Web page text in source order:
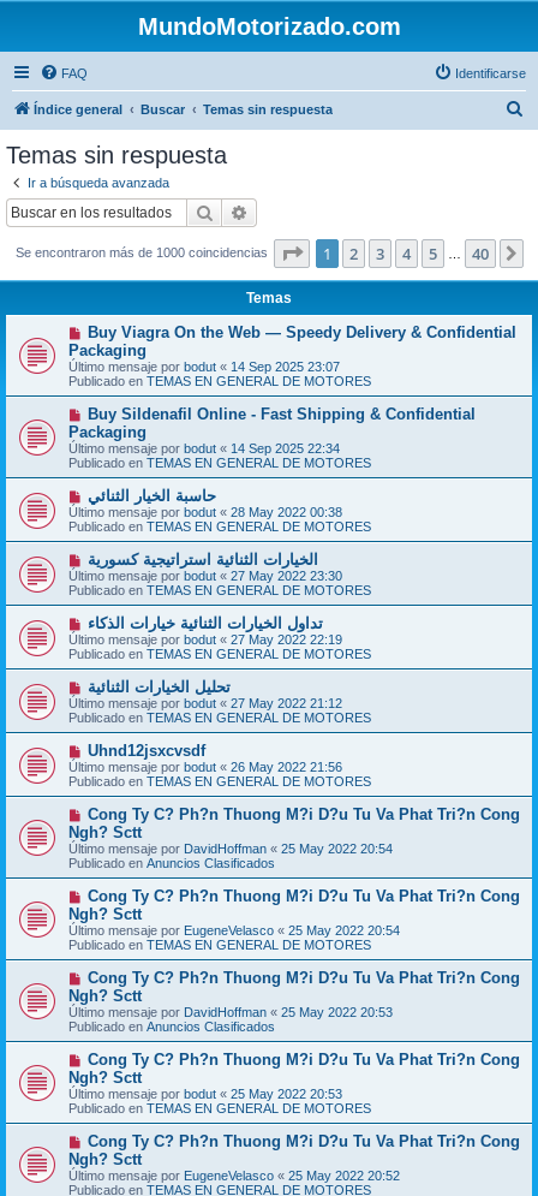
MundoMotorizado.com
FAQ Identificarse
Índice general Buscar Temas sin respuesta
Temas sin respuesta
Ir a búsqueda avanzada
Buscar
Se encontraron más de 1000 coincidencias Página de 40
1 2 3 4 5 40
Temas
N
e
v
o
m
n
s
a
Buy Viagra On the Web — Speedy Delivery & Confidential
Packaging
Último mensaje por bodut « 14 Sep 2025 23:07
Publicado en TEMAS EN GENERAL DE MOTORES
N
e
v
o
m
e
n
s
a
e
Buy Sildenafil Online - Fast Shipping & Confidential
Packaging
Último mensaje por bodut « 14 Sep 2025 22:34
Publicado en TEMAS EN GENERAL DE MOTORES
u
e
v
m
e
n
s
a
j
e
حاسبة الخيار الثنائي
Último mensaje por bodut « 28 May 2022 00:38
Publicado en TEMAS EN GENERAL DE MOTORES
N
u
e
v
m
e
n
s
a
j
e
الخيارات الثنائية استراتيجية كسورية
Último mensaje por bodut « 27 May 2022 23:30
Publicado en TEMAS EN GENERAL DE MOTORES
N
u
e
v
m
e
n
s
a
j
e
تداول الخيارات الثنائية خيارات الذكاء
Último mensaje por bodut « 27 May 2022 22:19
Publicado en TEMAS EN GENERAL DE MOTORES
N
u
e
v
o
m
e
n
s
a
j
e
تحليل الخيارات الثنائية
Último mensaje por bodut « 27 May 2022 21:12
Publicado en TEMAS EN GENERAL DE MOTORES
N
u
e
v
m
e
n
s
a
Uhnd12jsxcvsdf
Último mensaje por bodut « 26 May 2022 21:56
Publicado en TEMAS EN GENERAL DE MOTORES
N
e
v
o
m
e
n
s
a
e
Cong Ty C? Ph?n Thuong M?i D?u Tu Va Phat Tri?n Cong
Ngh? Sctt
Último mensaje por DavidHoffman « 25 May 2022 20:54
Publicado en Anuncios Clasificados
N
e
v
o
m
e
n
s
a
e
Cong Ty C? Ph?n Thuong M?i D?u Tu Va Phat Tri?n Cong
Ngh? Sctt
Último mensaje por EugeneVelasco « 25 May 2022 20:54
Publicado en TEMAS EN GENERAL DE MOTORES
N
e
v
o
m
e
n
s
a
e
Cong Ty C? Ph?n Thuong M?i D?u Tu Va Phat Tri?n Cong
Ngh? Sctt
Último mensaje por DavidHoffman « 25 May 2022 20:53
Publicado en Anuncios Clasificados
N
e
v
o
m
e
n
s
a
Cong Ty C? Ph?n Thuong M?i D?u Tu Va Phat Tri?n Cong
Ngh? Sctt
Último mensaje por bodut « 25 May 2022 20:53
Publicado en TEMAS EN GENERAL DE MOTORES
N
e
v
Cong Ty C? Ph?n Thuong M?i D?u Tu Va Phat Tri?n Cong
Ngh? Sctt
Último mensaje por EugeneVelasco « 25 May 2022 20:52
Publicado en TEMAS EN GENERAL DE MOTORES